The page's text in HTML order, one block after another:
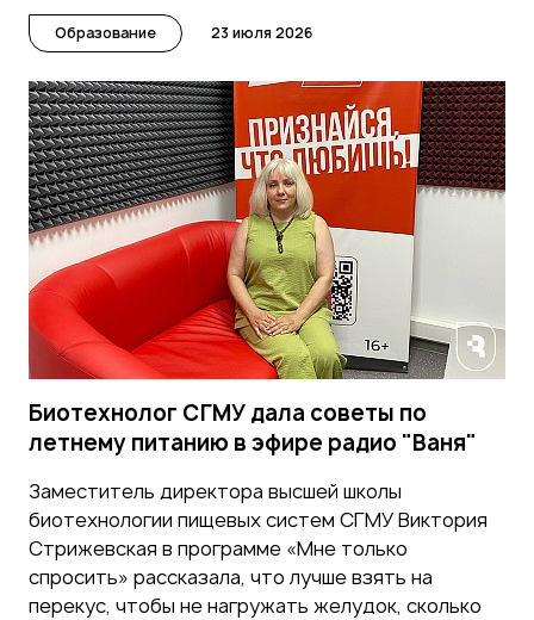
Образование 23 июля 2026
Биотехнолог СГМУ дала советы по
летнему питанию в эфире радио "Ваня"
Заместитель директора высшей школы
биотехнологии пищевых систем СГМУ Виктория
Стрижевская в программе «Мне только
спросить» рассказала, что лучше взять на
перекус, чтобы не нагружать желудок, сколько